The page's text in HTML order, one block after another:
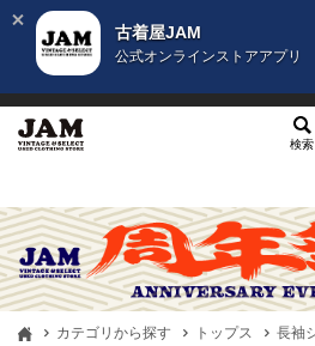
古着屋JAM
公式オンラインストアアプリ
検索
カテゴリから探す トップス 長袖